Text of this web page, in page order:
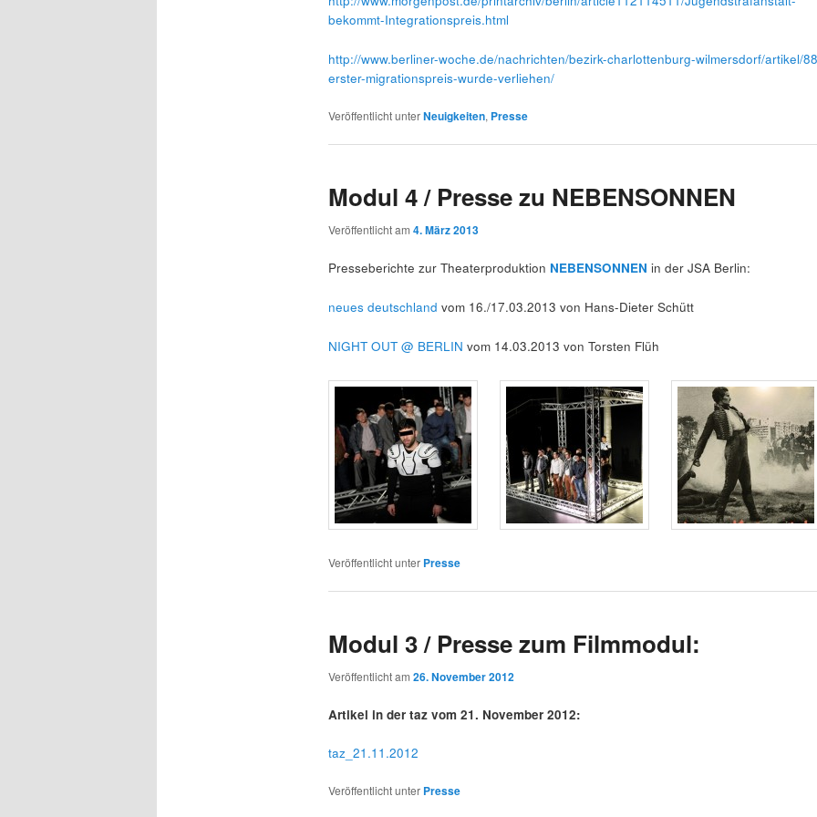
bekommt-Integrationspreis.html
http://www.berliner-woche.de/nachrichten/bezirk-charlottenburg-wilmersdorf/artikel/
erster-migrationspreis-wurde-verliehen/
Veröffentlicht unter Neuigkeiten, Presse
Modul 4 / Presse zu NEBENSONNEN
Veröffentlicht am 4. März 2013
Presseberichte zur Theaterproduktion NEBENSONNEN in der JSA Berlin:
neues deutschland vom 16./17.03.2013 von Hans-Dieter Schütt
NIGHT OUT @ BERLIN vom 14.03.2013 von Torsten Flüh
Veröffentlicht unter Presse
Modul 3 / Presse zum Filmmodul:
Veröffentlicht am 26. November 2012
Artikel in der taz vom 21. November 2012:
taz_21.11.2012
Veröffentlicht unter Presse